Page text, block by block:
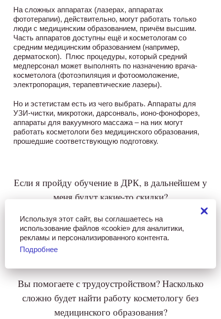
На сложных аппаратах (лазерах, аппаратах
фототерапии), действительно, могут работать только
люди с медицинским образованием, причём высшим.
Часть аппаратов доступны ещё и косметологам со
средним медицинским образованием (например,
дерматоскоп). Плюс процедуры, который средний
медперсонал может выполнять по назначению врача-
косметолога (фотоэпиляция и фотоомоложение,
электропорация, терапевтические лазеры).
Но и эстетистам есть из чего выбрать. Аппараты для
УЗИ-чистки, микротоки, дарсонваль, ионо-фонофорез,
аппараты для вакуумного массажа – на них могут
работать косметологи без медицинского образования,
прошедшие соответствующую подготовку.
Если я пройду обучение в ДРК, в дальнейшем у
меня будут какие-то скидки?
Да, все наши студенты получают скидку в 10% в
течение 1 месяца после обучения, в дальнейшем
остается скидка 3%.
Вы помогаете с трудоустройством? Насколько
сложно будет найти работу косметологу без
медицинского образования?
Используя этот сайт, вы соглашаетесь на
использование файлов «cookie» для аналитики,
рекламы и персонализированного контента.
Подробнее